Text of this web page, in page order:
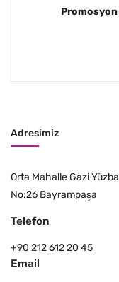
Adresimiz
Orta Mahalle Gazi
No:26 Bayrampaşa
Telefon
+90 212 612 20 45
Email